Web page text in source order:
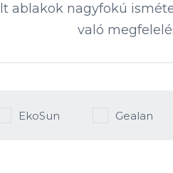
ablakok nagyfokú
való
EkoSun Gealan